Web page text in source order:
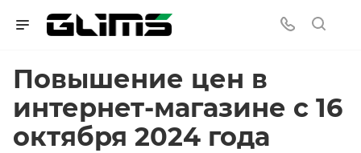
Повышение цен в
интернет-магазине с 16
октября 2024 года